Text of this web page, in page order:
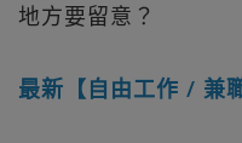
地方要留意？
最新【自由工作 / 兼